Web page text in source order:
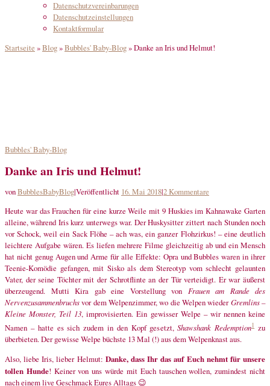
Datenschutzvereinbarungen
Datenschutzeinstellungen
Kontaktformular
Startseite »Blog»Bubbles' Baby-Blog»Danke an Iris und Helmut!
Bubbles' Baby-Blog
Danke an Iris und Helmut!
vonBubblesBabyBlog|Veröffentlicht 16. Mai 2018|2 Kommentare
Heute war das Frauchen für eine kurze Weile mit 9 Huskies im Kahnawake Garten
alleine, während Iris kurz unterwegs war. Der Huskysitter zittert nach Stunden noch
vor Schock, weil ein Sack Flöhe – ach was, ein ganzer Flohzirkus! – eine deutlich
leichtere Aufgabe wären. Es liefen mehrere Filme gleichzeitig ab und ein Mensch
hat nicht genug Augen und Arme für alle Effekte: Opra und Bubbles waren in ihrer
Teenie-Komödie gefangen, mit Sisko als dem Stereotyp vom schlecht gelaunten
Vater, der seine Töchter mit der Schrotflinte an der Tür verteidigt. Er war äußerst
überzeugend. Mutti Kira gab eine Vorstellung von Frauen am Rande des
Nervenzusammenbruchsvor dem Welpenzimmer, wo die Welpen wiederGremlins –
Kleine Monster, Teil 13, improvisierten. Ein gewisser Welpe – wir nennen keine
Namen – hatte es sich zudem in den Kopf gesetzt,Shawshank Redemption1zu
überbieten. Der gewisse Welpe büchste 13 Mal (!) aus dem Welpenknast aus.
Also, liebe Iris, lieber Helmut: Danke, dass Ihr das auf Euch nehmt für unsere
tollen Hunde! Keiner von uns würde mit Euch tauschen wollen, zumindest nicht
nach einem live Geschmack Eures Alltags 😉